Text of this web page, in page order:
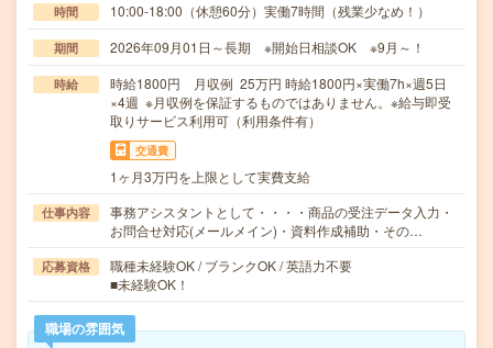
時間 10:00-18:00（休憩60分）実働7時間（残業少なめ！）
期間 2026年09月01日～長期 ※開始日相談OK ※9月～！
時給
時給1800円 月収例 25万円 時給1800円×実働7h×週5日
×4週 ※月収例を保証するものではありません。※給与即受
取りサービス利用可（利用条件有）
交通費
1ヶ月3万円を上限として実費支給
仕事内容
事務アシスタントとして・・・・商品の受注データ入力・
お問合せ対応(メールメイン)・資料作成補助・その…
応募資格
職種未経験OK / ブランクOK / 英語力不要
■未経験OK！
職場の雰囲気